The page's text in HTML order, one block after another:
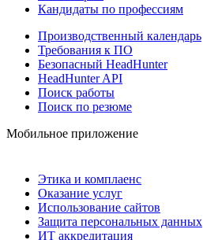
Кандидаты по профессиям
Производственный календарь
Требования к ПО
Безопасный HeadHunter
HeadHunter API
Поиск работы
Поиск по резюме
Мобильное приложение
Этика и комплаенс
Оказание услуг
Использование сайтов
Защита персональных данных
ИТ аккредитация